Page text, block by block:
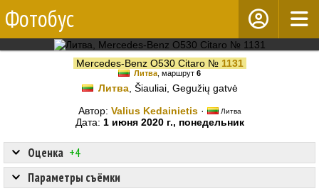
Фотобус
Mercedes-Benz O530 Citaro № 1131
Литва , маршрут 6
Литва, Šiauliai, Gegužių gatvė
Автор: Valius Kedainietis· Литва
Дата: 1 июня 2020 г., понедельник
Оценка +4
Параметры съёмки